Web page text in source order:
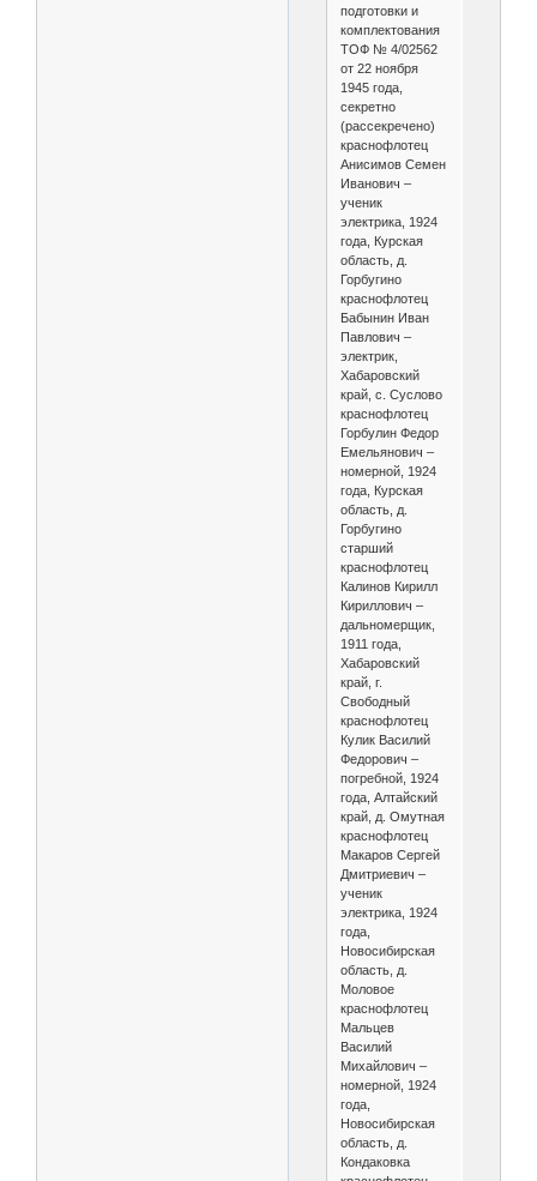
подготовки и
комплектования
ТОФ № 4/02562
от 22 ноября
1945 года,
секретно
(рассекречено)
краснофлотец
Анисимов Семен
Иванович –
ученик
электрика, 1924
года, Курская
область, д.
Горбугино
краснофлотец
Бабынин Иван
Павлович –
электрик,
Хабаровский
край, с. Суслово
краснофлотец
Горбулин Федор
Емельянович –
номерной, 1924
года, Курская
область, д.
Горбугино
старший
краснофлотец
Калинов Кирилл
Кириллович –
дальномерщик,
1911 года,
Хабаровский
край, г.
Свободный
краснофлотец
Кулик Василий
Федорович –
погребной, 1924
года, Алтайский
край, д. Омутная
краснофлотец
Макаров Сергей
Дмитриевич –
ученик
электрика, 1924
года,
Новосибирская
область, д.
Моловое
краснофлотец
Мальцев
Василий
Михайлович –
номерной, 1924
года,
Новосибирская
область, д.
Кондаковка